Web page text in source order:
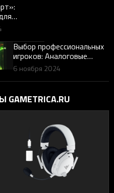
Выбор профессиональных
игроков: Аналоговые
оптические
переключатели Razer
против переключателей на
основе эффекта Холла
6 ноября 2024